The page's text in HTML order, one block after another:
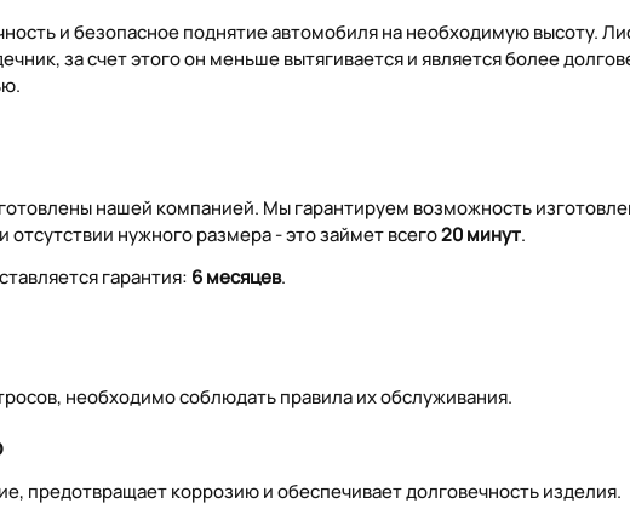
и безопасное поднятие автомобиля на необходимую высоту.
за счет этого он меньше вытягивается и является более
нашей компанией. Мы гарантируем возможность
нужного размера - это займет всего20 минут.
гарантия: 6 месяцев.
необходимо соблюдать правила их обслуживания.
предотвращает коррозию и обеспечивает долговечность изделия.